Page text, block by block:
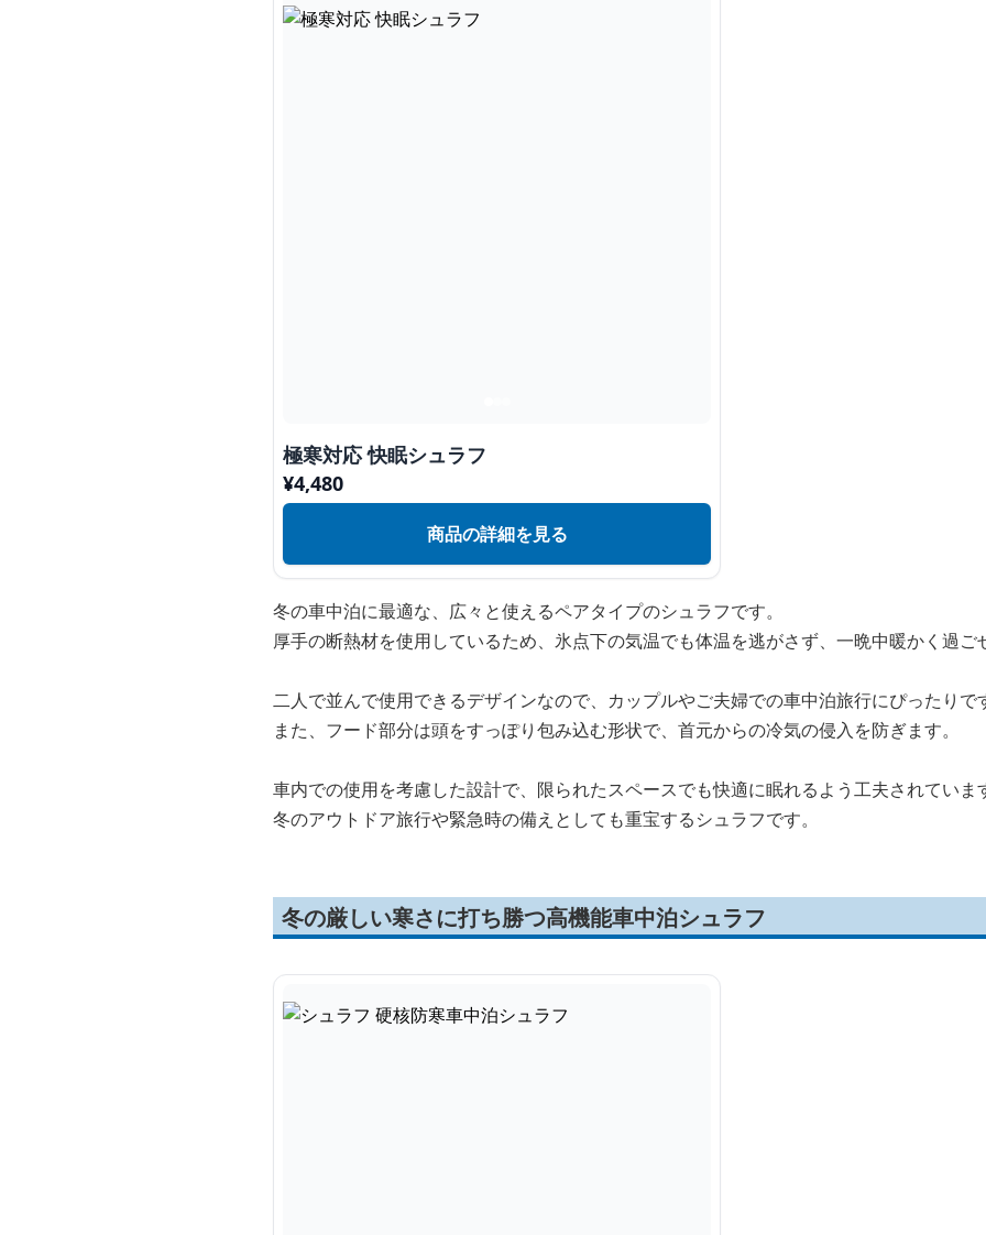
極寒対応 快眠シュラフ
¥4,480
商品の詳細を見る
冬の車中泊に最適な、広々と使えるペアタイプのシュラフです。
厚手の断熱材を使用しているため、氷点下の気温でも体温を逃がさず、一晩中暖かく過ご
二人で並んで使用できるデザインなので、カップルやご夫婦での車中泊旅行にぴったりで
また、フード部分は頭をすっぽり包み込む形状で、首元からの冷気の侵入を防ぎます。
車内での使用を考慮した設計で、限られたスペースでも快適に眠れるよう工夫されていま
冬のアウトドア旅行や緊急時の備えとしても重宝するシュラフです。
冬の厳しい寒さに打ち勝つ高機能車中泊シュラフ